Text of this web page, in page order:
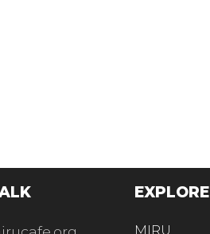
EXPLORE
MIRU